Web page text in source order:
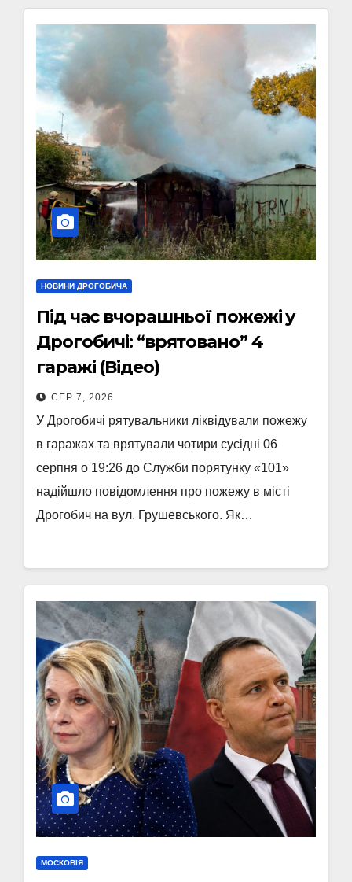
НОВИНИ ДРОГОБИЧА
Під час вчорашньої пожежі у
Дрогобичі: “врятовано” 4
гаражі (Відео)
СЕР 7, 2026
У Дрогобичі рятувальники ліквідували пожежу
в гаражах та врятували чотири сусідні 06
серпня о 19:26 до Служби порятунку «101»
надійшло повідомлення про пожежу в місті
Дрогобич на вул. Грушевського. Як…
МОСКОВІЯ